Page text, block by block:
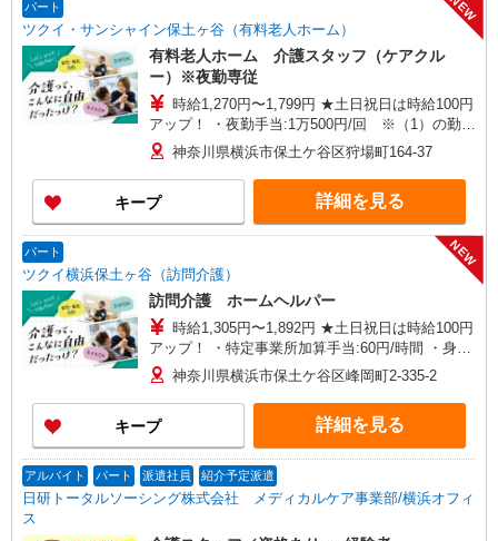
パート
ツクイ・サンシャイン保土ヶ谷（有料老人ホーム）
NEW
有料老人ホーム 介護スタッフ（ケアクル
ー）※夜勤専従
時給1,270円〜1,799円 ★土日祝日は時給100円
アップ！ ・夜勤手当:1万500円/回 ※（1）の勤務
時に支給 ※給与幅は資格・経験等による
神奈川県横浜市保土ケ谷区狩場町164-37
キープ 詳細を見る
パート
ツクイ横浜保土ヶ谷（訪問介護）
NEW
訪問介護 ホームヘルパー
時給1,305円〜1,892円 ★土日祝日は時給100円
アップ！ ・特定事業所加算手当:60円/時間 ・身体
介護手当:500円/時間 ・早朝夜間深夜手当:300円/
時間 （18:00〜翌07:59の時間帯） ・ICT手
当:2,000円/月 ・深夜割増は別途支給 ・ケア→ケ
アの移動時間も賃金（時給）を支給 ※給与幅は資
格・経験等による
神奈川県横浜市保土ケ谷区峰岡町2-335-2
キープ 詳細を見る
アルバイト パート 派遣社員 紹介予定派遣
日研トータルソーシング株式会社 メディカルケア事業部/横浜オフィ
ス